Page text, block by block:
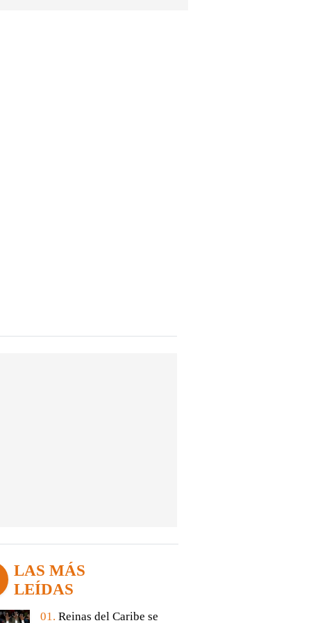
LAS MÁS
LEÍDAS
01. Reinas del Caribe se